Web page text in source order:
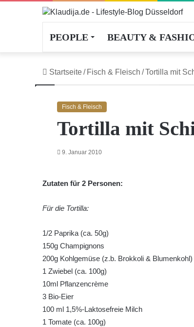
PEOPLE BEAUTY &
Startseite/ Fisch & Fleisch /Tortilla mit
Fisch & Fleisch
Tortilla mit
9. Januar 2010
Zutaten für 2 Personen:
Für die Tortilla:
1/2 Paprika (ca. 50g)
150g Champignons
200g Kohlgemüse (z.b. Brokkoli & Blumenkohl)
1 Zwiebel (ca. 100g)
10ml Pflanzencrème
3 Bio-Eier
100 ml 1,5%-Laktosefreie Milch
1 Tomate (ca. 100g)